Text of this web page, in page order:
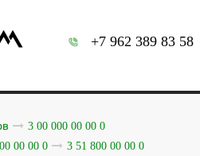
+7 962 389 83 58
3 00 000 00 00 0
00 00 0
3 51 800 00 00 0